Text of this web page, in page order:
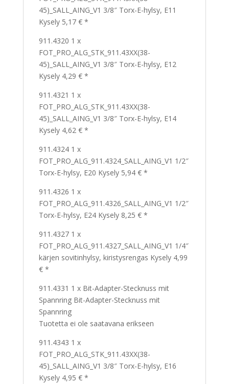
45)_SALL_AING_V1 3/8″ Torx-E-hylsy, E11
Kysely 5,17 € *
911.4320 1 x
FOT_PRO_ALG_STK_911.43XX(38-
45)_SALL_AING_V1 3/8″ Torx-E-hylsy, E12
Kysely 4,29 € *
911.4321 1 x
FOT_PRO_ALG_STK_911.43XX(38-
45)_SALL_AING_V1 3/8″ Torx-E-hylsy, E14
Kysely 4,62 € *
911.4324 1 x
FOT_PRO_ALG_911.4324_SALL_AING_V1 1/2″
Torx-E-hylsy, E20 Kysely 5,94 € *
911.4326 1 x
FOT_PRO_ALG_911.4326_SALL_AING_V1 1/2″
Torx-E-hylsy, E24 Kysely 8,25 € *
911.4327 1 x
FOT_PRO_ALG_911.4327_SALL_AING_V1 1/4″
kärjen sovitinhylsy, kiristysrengas Kysely 4,99
€ *
911.4331 1 x Bit-Adapter-Stecknuss mit
Spannring Bit-Adapter-Stecknuss mit
Spannring
Tuotetta ei ole saatavana erikseen
911.4343 1 x
FOT_PRO_ALG_STK_911.43XX(38-
45)_SALL_AING_V1 3/8″ Torx-E-hylsy, E16
Kysely 4,95 € *